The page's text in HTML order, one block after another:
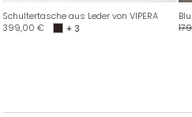
Schultertasche aus Leder von VIPERA
399,00 € + 3